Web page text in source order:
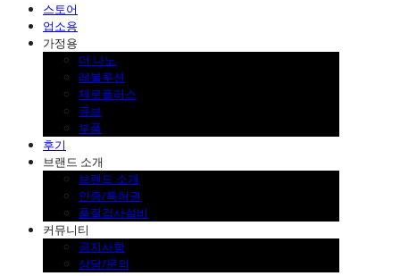
스토어
업소용
가정용
더 나노
레볼루션
제로플러스
큐브
부품
후기
브랜드 소개
브랜드 소개
인증/특허권
품질검사설비
커뮤니티
공지사항
상담/문의